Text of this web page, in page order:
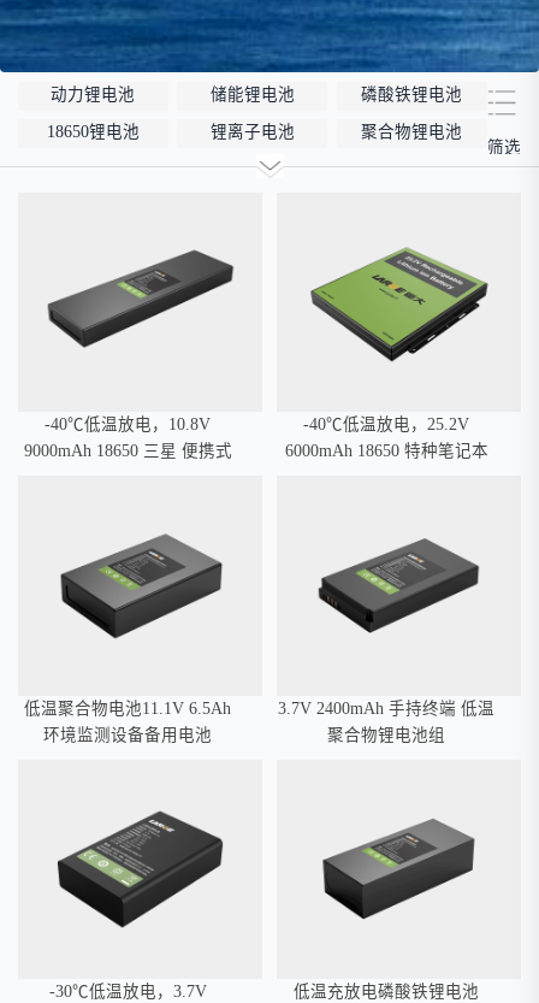
动力锂电池 储能锂电池 磷酸铁锂电池
18650锂电池 锂离子电池 聚合物锂电池
12V锂电池 24V锂电池 36V锂电池
智能锂电池
宽温锂电池
筛选
-40℃低温放电，10.8V
9000mAh 18650 三星 便携式
-40℃低温放电，25.2V
6000mAh 18650 特种笔记本
低温聚合物电池11.1V 6.5Ah
环境监测设备备用电池
3.7V 2400mAh 手持终端 低温
聚合物锂电池组
-30℃低温放电，3.7V
低温充放电磷酸铁锂电池